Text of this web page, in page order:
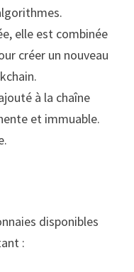
elle est combinée
créer un nouveau
à la chaîne
et immuable.
disponibles
: